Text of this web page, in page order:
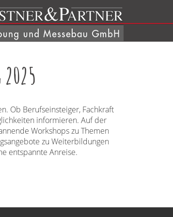
Ob Berufseinsteiger, Fachkraft
informieren. Auf der
Workshops zu Themen
zu Weiterbildungen
entspannte Anreise.